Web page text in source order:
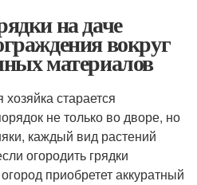
на даче
вокруг
материалов
старается
не только во дворе, но
каждый вид растений
огородить грядки
приобретет аккуратный